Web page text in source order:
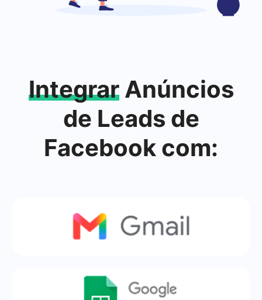
IntegrarAnúncios
de Leads de
Facebook com: